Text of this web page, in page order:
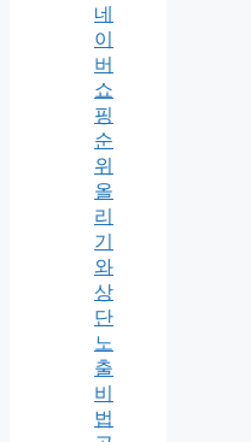
네
이
버
쇼
핑
순
위
올
리
기
와
상
단
노
출
비
법